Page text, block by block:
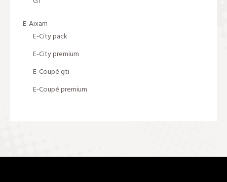
E-Aixam
E-City pack
E-City premium
E-Coupé gti
E-Coupé premium